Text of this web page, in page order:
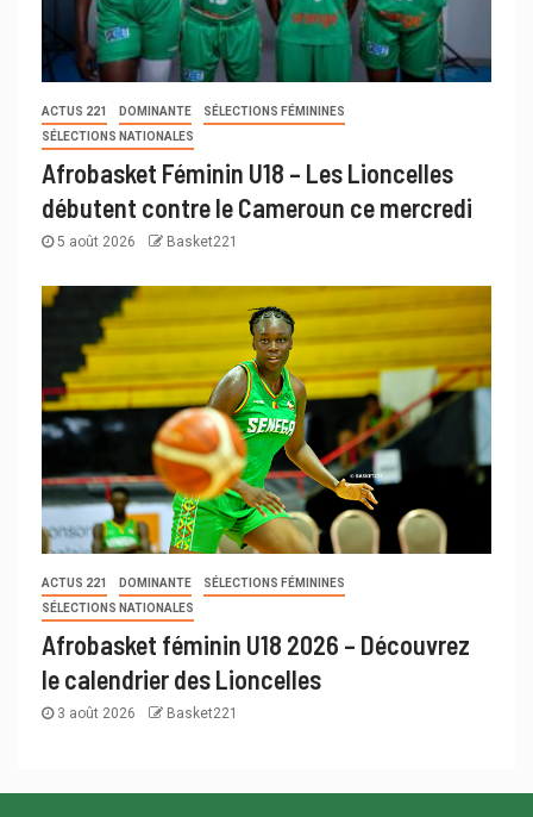
ACTUS 221 DOMINANTE
SÉLECTIONS FÉMININES
SÉLECTIONS NATIONALES
Afrobasket Féminin U18 – Les Lioncelles
débutent contre le Cameroun ce mercredi
5 août 2026 Basket221
ACTUS 221 DOMINANTE
SÉLECTIONS FÉMININES
SÉLECTIONS NATIONALES
Afrobasket féminin U18 2026 – Découvrez
le calendrier des Lioncelles
3 août 2026 Basket221